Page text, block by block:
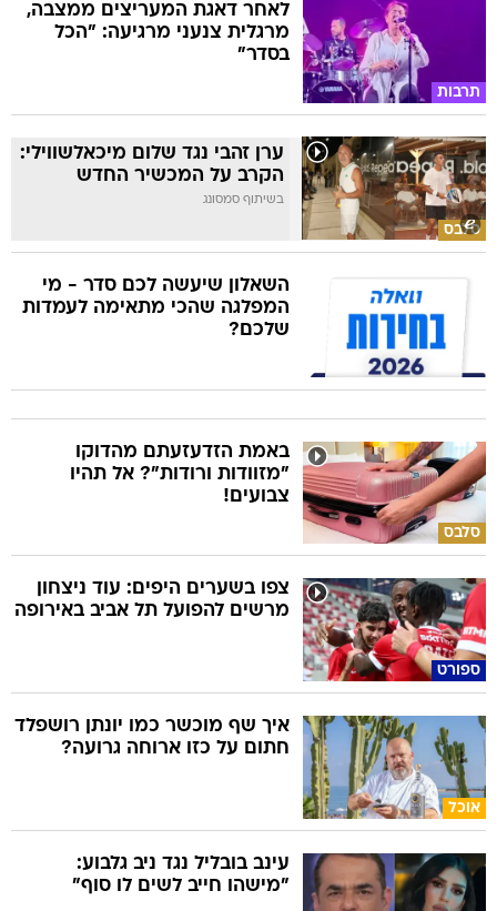
תרבות
לאחר דאגת המעריצים ממצבה,
מרגלית צנעני מרגיעה: "הכל
בסדר"
סלבס
ערן זהבי נגד שלום מיכאלשווילי:
הקרב על המכשיר החדש
בשיתוף סמסונג
השאלון שיעשה לכם סדר - מי
המפלגה שהכי מתאימה לעמדות
שלכם?
סלבס
באמת הזדעזעתם מהדוקו
"מזוודות ורודות"? אל תהיו
צבועים!
ספורט
צפו בשערים היפים: עוד ניצחון
מרשים להפועל תל אביב באירופה
אוכל
איך שף מוכשר כמו יונתן רושפלד
חתום על כזו ארוחה גרועה?
עינב בובליל נגד ניב גלבוע:
"מישהו חייב לשים לו סוף"